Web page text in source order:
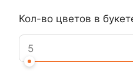
Кол-во цветов в